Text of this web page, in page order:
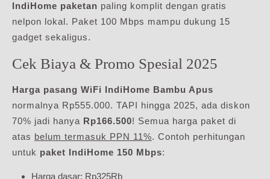
IndiHome paketan paling komplit dengan gratis
nelpon lokal. Paket 100 Mbps mampu dukung 15
gadget sekaligus.
Cek Biaya & Promo Spesial 2025
Harga pasang WiFi IndiHome Bambu Apus
normalnya Rp555.000. TAPI hingga 2025, ada diskon
70% jadi hanya Rp166.500! Semua harga paket di
atas belum termasuk PPN 11%. Contoh perhitungan
untuk paket IndiHome 150 Mbps:
Harga dasar: Rp325Rb